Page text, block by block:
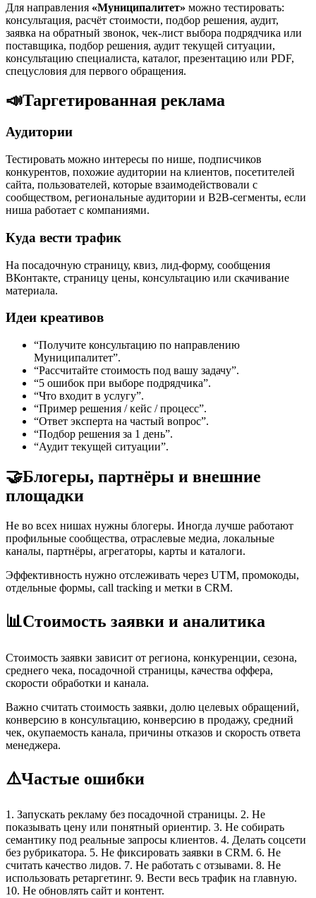
Для направления «Муниципалитет» можно тестировать:
консультация, расчёт стоимости, подбор решения, аудит,
заявка на обратный звонок, чек-лист выбора подрядчика или
поставщика, подбор решения, аудит текущей ситуации,
консультацию специалиста, каталог, презентацию или PDF,
спецусловия для первого обращения.
📣Таргетированная реклама
Аудитории
Тестировать можно интересы по нише, подписчиков
конкурентов, похожие аудитории на клиентов, посетителей
сайта, пользователей, которые взаимодействовали с
сообществом, региональные аудитории и B2B-сегменты, если
ниша работает с компаниями.
Куда вести трафик
На посадочную страницу, квиз, лид-форму, сообщения
ВКонтакте, страницу цены, консультацию или скачивание
материала.
Идеи креативов
“Получите консультацию по направлению
Муниципалитет”.
“Рассчитайте стоимость под вашу задачу”.
“5 ошибок при выборе подрядчика”.
“Что входит в услугу”.
“Пример решения / кейс / процесс”.
“Ответ эксперта на частый вопрос”.
“Подбор решения за 1 день”.
“Аудит текущей ситуации”.
🤝Блогеры, партнёры и внешние
площадки
Не во всех нишах нужны блогеры. Иногда лучше работают
профильные сообщества, отраслевые медиа, локальные
каналы, партнёры, агрегаторы, карты и каталоги.
Эффективность нужно отслеживать через UTM, промокоды,
отдельные формы, call tracking и метки в CRM.
📊Стоимость заявки и аналитика
Стоимость заявки зависит от региона, конкуренции, сезона,
среднего чека, посадочной страницы, качества оффера,
скорости обработки и канала.
Важно считать стоимость заявки, долю целевых обращений,
конверсию в консультацию, конверсию в продажу, средний
чек, окупаемость канала, причины отказов и скорость ответа
менеджера.
⚠️Частые ошибки
1. Запускать рекламу без посадочной страницы. 2. Не
показывать цену или понятный ориентир. 3. Не собирать
семантику под реальные запросы клиентов. 4. Делать соцсети
без рубрикатора. 5. Не фиксировать заявки в CRM. 6. Не
считать качество лидов. 7. Не работать с отзывами. 8. Не
использовать ретаргетинг. 9. Вести весь трафик на главную.
10. Не обновлять сайт и контент.